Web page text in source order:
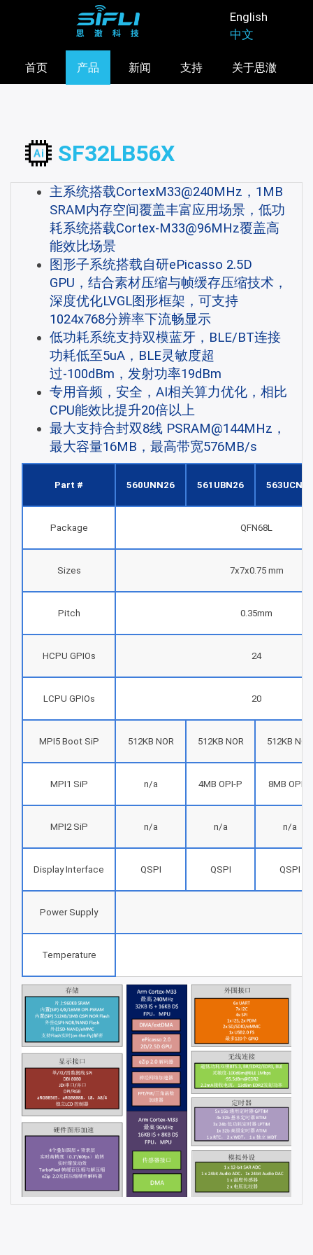
要
English
中文
首页 产品 新闻 支持 关于思澈
SF32LB56X
主系统搭载CortexM33@240MHz，1MB
SRAM内存空间覆盖丰富应用场景，低功
耗系统搭载Cortex-M33@96MHz覆盖高
能效比场景
图形子系统搭载自研ePicasso 2.5D
GPU，结合素材压缩与帧缓存压缩技术，
深度优化LVGL图形框架，可支持
1024x768分辨率下流畅显示
低功耗系统支持双模蓝牙，BLE/BT连接
功耗低至5uA，BLE灵敏度超
过-100dBm，发射功率19dBm
专用音频，安全，AI相关算力优化，相比
CPU能效比提升20倍以上
最大支持合封双8线 PSRAM@144MHz，
最大容量16MB，最高带宽576MB/s
Part # 560UNN26 561UBN26 563UCN26
Package QFN68L
Sizes 7x7x0.75 mm
Pitch 0.35mm
HCPU GPIOs 24
LCPU GPIOs 20
MPI5 Boot SiP 512KB NOR 512KB NOR 512KB NOR
MPI1 SiP n/a 4MB OPI-P 8MB OPI-P
MPI2 SiP n/a n/a n/a
Display Interface QSPI QSPI QSPI
Power Supply
Temperature